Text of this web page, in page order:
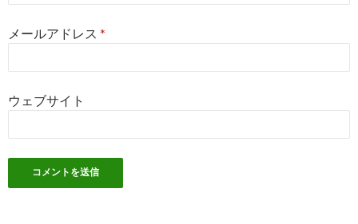
メールアドレス *
ウェブサイト